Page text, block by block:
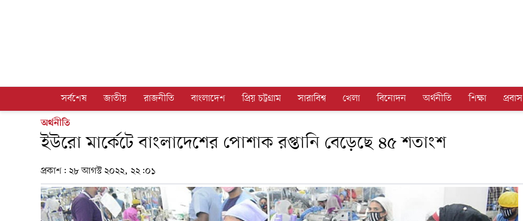
সর্বশেষ জাতীয় রাজনীতি বাংলাদেশ প্রিয় চট্টগ্রাম সারাবিশ্ব খেলা বিনোদন অর্থনীতি শিক্ষা প্রবাস
অর্থনীতি
ইউরো মার্কেটে বাংলাদেশের পোশাক রপ্তানি বেড়েছে ৪৫ শতাংশ
প্রকাশ: ২৮ আগস্ট ২০২২, ২২:০১